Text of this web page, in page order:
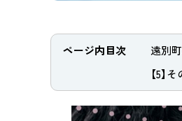
ページ内目次 遠別
【5】